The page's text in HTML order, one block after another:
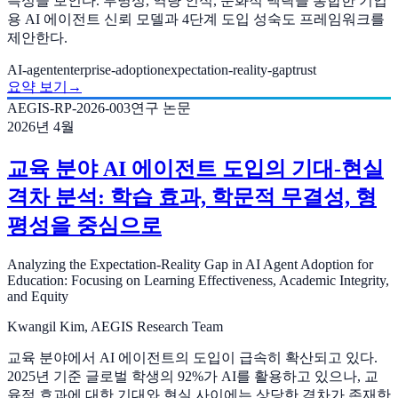
용 AI 에이전트 신뢰 모델과 4단계 도입 성숙도 프레임워크를
제안한다.
AI-agententerprise-adoptionexpectation-reality-gaptrust
요약 보기 →
AEGIS-RP-2026-003연구 논문
2026년 4월
교육 분야 AI 에이전트 도입의 기대-현실
격차 분석: 학습 효과, 학문적 무결성, 형
평성을 중심으로
Analyzing the Expectation-Reality Gap in AI Agent Adoption for
Education: Focusing on Learning Effectiveness, Academic Integrity,
and Equity
Kwangil Kim, AEGIS Research Team
교육 분야에서 AI 에이전트의 도입이 급속히 확산되고 있다.
2025년 기준 글로벌 학생의 92%가 AI를 활용하고 있으나, 교